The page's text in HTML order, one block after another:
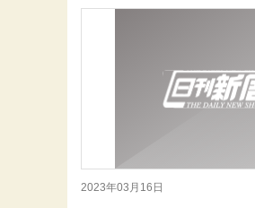
2023年03月16日